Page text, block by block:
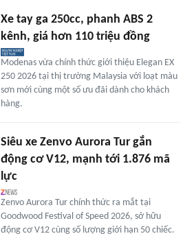
Xe tay ga 250cc, phanh ABS 2
kênh, giá hơn 110 triệu đồng
Modenas vừa chính thức giới thiệu Elegan EX
250 2026 tại thị trường Malaysia với loạt màu
sơn mới cùng một số ưu đãi dành cho khách
hàng.
Siêu xe Zenvo Aurora Tur gắn
động cơ V12, mạnh tới 1.876 mã
lực
Zenvo Aurora Tur chính thức ra mắt tại
Goodwood Festival of Speed 2026, sở hữu
động cơ V12 cùng số lượng giới hạn 50 chiếc.